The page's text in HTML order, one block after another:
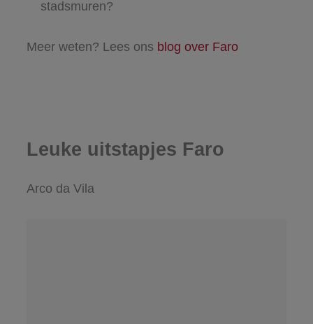
stadsmuren?
Meer weten? Lees ons blog over Faro
Leuke uitstapjes Faro
Arco da Vila